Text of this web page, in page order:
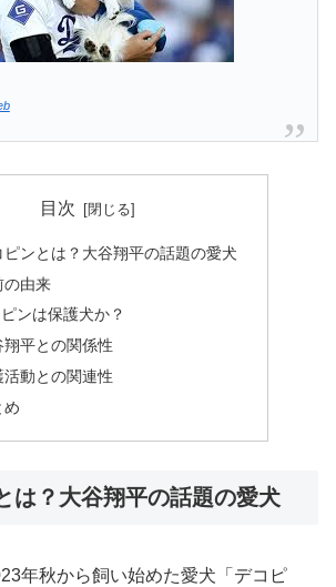
目次
ピンとは？大谷翔平の話題の愛犬
の由来
ンは保護犬か？
平との関係性
活動との関連性
め
は？大谷翔平の話題の愛犬
年秋から飼い始めた愛犬「デコピ